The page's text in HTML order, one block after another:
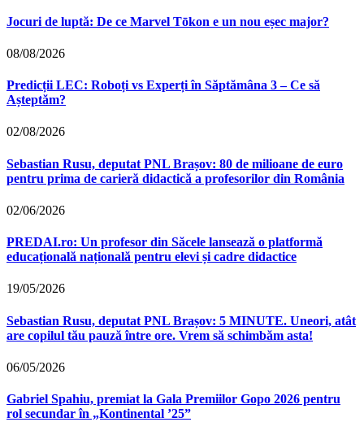
Jocuri de luptă: De ce Marvel Tōkon e un nou eșec major?
08/08/2026
Predicții LEC: Roboți vs Experți în Săptămâna 3 – Ce să
Așteptăm?
02/08/2026
Sebastian Rusu, deputat PNL Brașov: 80 de milioane de euro
pentru prima de carieră didactică a profesorilor din România
02/06/2026
PREDAI.ro: Un profesor din Săcele lansează o platformă
educațională națională pentru elevi și cadre didactice
19/05/2026
Sebastian Rusu, deputat PNL Brașov: 5 MINUTE. Uneori, atât
are copilul tău pauză între ore. Vrem să schimbăm asta!
06/05/2026
Gabriel Spahiu, premiat la Gala Premiilor Gopo 2026 pentru
rol secundar în „Kontinental ’25”